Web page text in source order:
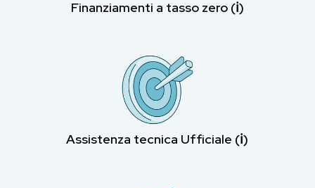
Finanziamenti a tasso zero (ℹ︎)
Assistenza tecnica Ufficiale (ℹ︎)